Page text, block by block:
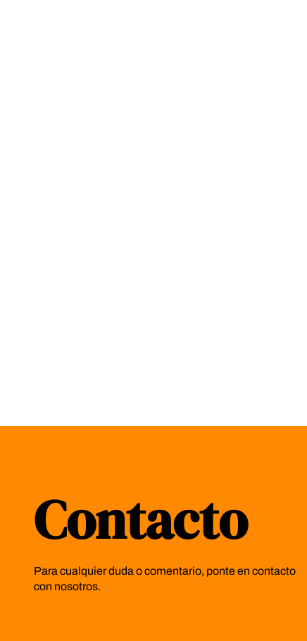
Contacto
Para cualquier duda o comentario, ponte en contacto
con nosotros.